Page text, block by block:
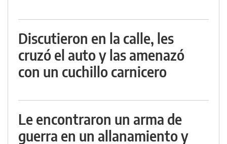
Discutieron en la calle, les
cruzó el auto y las amenazó
con un cuchillo carnicero
Le encontraron un arma de
guerra en un allanamiento y